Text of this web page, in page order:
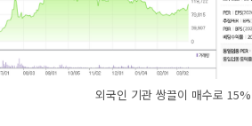
외국인 기관 쌍끌이 매수로